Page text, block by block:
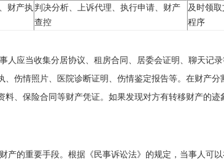
财产执 判决分析、上诉代理、执行申请、财产
查控
及时领
程序
人应当收集分居协议、租房合同、居委会证明、聊天记
伤情照片、医院诊断证明、伤情鉴定报告等。在财产
、保险合同等财产凭证。如果发现对方有转移财产的
产的重要手段。根据《民事诉讼法》的规定，当事人可